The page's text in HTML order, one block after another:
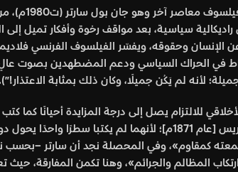
ويتتبع
راديكالية سياسية، بعد مواقف رخوة وأفكار تميل
في الحراك السياسي ودعم المضطهدين بصوت
لأنه لم يَكُن جميلًا، وكان ذلك بمثابة
كمقاوم»، وفي المحصلة نجد أن سارتر –بحسب
المظالم والجرائم»، وهنا تكمن المفارقة،